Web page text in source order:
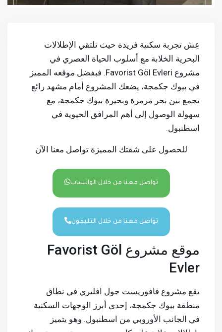
عِش تجربة سكنية فريدة حيث تلتقي الإطلالات
البحرية الخلابة مع أسلوب الحياة العصري في
مشروع Favorist Göl Evleri. فبفضل موقعه المميز
في بيوك جكمجة، يضعك المشروع أمام مشهد رائع
يجمع بين بحر مرمرة وبحيرة بيوك جكمجة، مع
سهولة الوصول إلى أهم المرافق الحيوية في
اسطنبول.
للحصول على شقتك المميزة تواصل معنا الآن
تواصل معنا من خلال الواتساب
تواصل معنا من خلال التليفون
موقع مشروع Favorist Göl
Evler
يقع مشروع فافوريست جول افليري في نطاق
منطقة بيوك جكمجة، إحدى أبرز الوجهات السكنية
في الجانب الأوروبي من اسطنبول. وهو يتميز